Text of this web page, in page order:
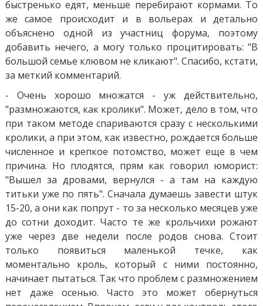
быстренько едят, меньше перебирают кормами. То
же самое происходит и в вольерах и детально
объяснено одной из участниц форума, поэтому
добавить нечего, а могу только процитировать: "В
большой семье клювом не кликают". Спасибо, кстати,
за меткий комментарий.
- Очень хорошо множатся - уж действительно,
"размножаются, как кролики". Может, дело в том, что
при таком методе спариваются сразу с несколькими
кролики, а при этом, как известно, рождается больше
численное и крепкое потомство, может еще в чем
причина. Но плодятся, прям как говорил юморист:
"Вышел за дровами, вернулся - а там на каждую
титьки уже по пять". Сначала думаешь завести штук
15-20, а они как попрут - то за несколько месяцев уже
до сотни доходит. Часто те же крольчихи рожают
уже через две недели после родов снова. Стоит
только появиться маленькой течке, как
моментально кроль, который с ними постоянно,
начинает пытаться. Так что проблем с размножением
нет даже осенью. Часто это может обернуться